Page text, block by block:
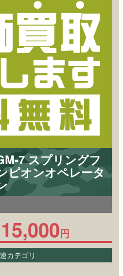
7 スプリングフ
ピオンオペレータ
15,000円
カテゴリ